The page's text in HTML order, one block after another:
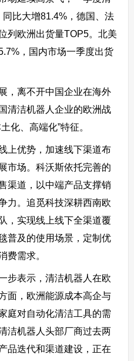
比大增81.4%，德国、法
列欧洲出货量TOP5。北美
，国内市场一季度出货
离不开中国企业在海外
清洁机器人企业的欧洲战
化、高端化”特征。
优势，加速线下渠道布
市场。科沃斯依托完善的
渠道，以中端产品支撑销
力。追觅科技深耕西南欧
，实现线上线下全渠道覆
普及的使用场景，定制优
费需求。
表示，清洁机器人在欧
面，欧洲能源成本高企与
庭对自动化清洁工具的需
洁机器人头部厂商过去两
品迭代和渠道建设，正在